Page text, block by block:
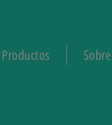
Productos